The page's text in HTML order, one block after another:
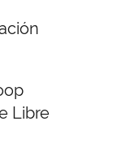
Libre